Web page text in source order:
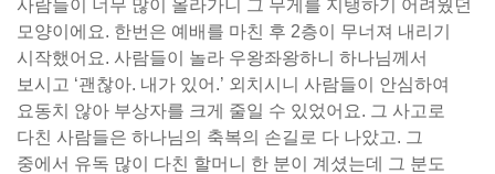
사람들이 너무 많이 올라가니 그 무게를 지탱하기 어려웠던
모양이에요. 한번은 예배를 마친 후 2층이 무너져 내리기
시작했어요. 사람들이 놀라 우왕좌왕하니 하나님께서
보시고 ‘괜찮아. 내가 있어.’ 외치시니 사람들이 안심하여
요동치 않아 부상자를 크게 줄일 수 있었어요. 그 사고로
다친 사람들은 하나님의 축복의 손길로 다 나았고. 그
중에서 유독 많이 다친 할머니 한 분이 계셨는데 그 분도